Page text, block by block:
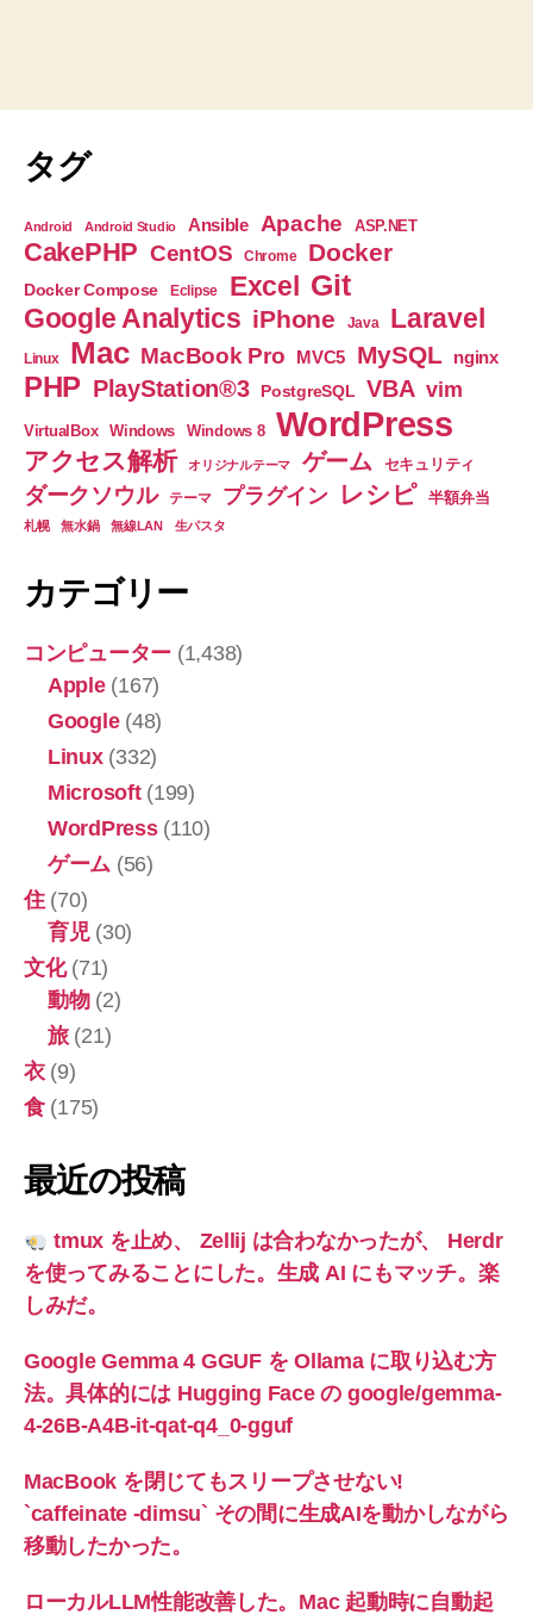
タグ
Android Android Studio Ansible Apache ASP.NET
CakePHP CentOS Chrome Docker
Docker Compose Eclipse Excel Git
Google Analytics iPhone Java Laravel
Linux Mac MacBook Pro MVC5 MySQL nginx
PHP PlayStation®3 PostgreSQL VBA vim
VirtualBox Windows Windows 8 WordPress
アクセス解析 オリジナルテーマ ゲーム セキュリティ
ダークソウル テーマ プラグイン レシピ 半額弁当
札幌 無水鍋 無線LAN 生パスタ
カテゴリー
コンピューター (1,438)
Apple(167)
Google(48)
Linux(332)
Microsoft(199)
WordPress(110)
ゲーム (56)
住(70)
育児(30)
文化(71)
動物(2)
旅(21)
衣(9)
食(175)
最近の投稿
tmux を止め、 Zellij は合わなかったが、 Herdr
を使ってみることにした。生成 AI にもマッチ。楽
しみだ。
Google Gemma 4 GGUF を Ollama に取り込む方
法。具体的には Hugging Face の google/gemma-
4-26B-A4B-it-qat-q4_0-gguf
MacBook を閉じてもスリープさせない!
`caffeinate -dimsu` その間に生成AIを動かしながら
移動したかった。
ローカルLLM性能改善した。Mac 起動時に自動起